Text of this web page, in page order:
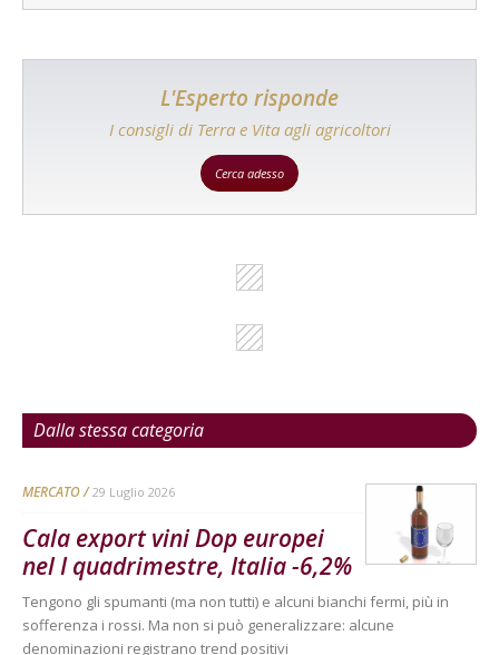
L'Esperto risponde
I consigli di Terra e Vita agli agricoltori
Cerca adesso
Dalla stessa categoria
MERCATO 29 Luglio 2026
Cala export vini Dop europei
nel I quadrimestre, Italia -6,2%
Tengono gli spumanti (ma non tutti) e alcuni bianchi fermi, più in
sofferenza i rossi. Ma non si può generalizzare: alcune
denominazioni registrano trend positivi